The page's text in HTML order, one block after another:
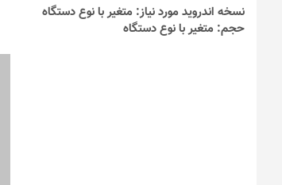
نسخه اندروید مورد نیاز: متغیر با نوع دستگاه
حجم: متغیر با نوع دستگاه